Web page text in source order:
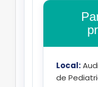
Local:
de